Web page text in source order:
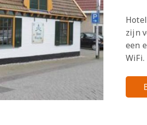
zijn
een
WiFi.